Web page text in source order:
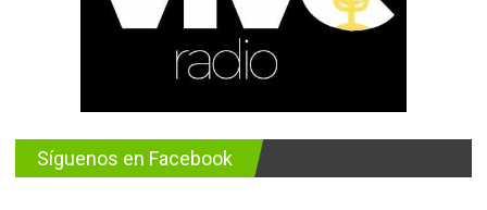
Síguenos en Facebook